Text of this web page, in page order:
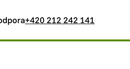
+420 212 242 141